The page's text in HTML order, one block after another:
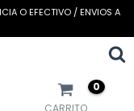
O EFECTIVO / ENVIOS A
CARRITO
0